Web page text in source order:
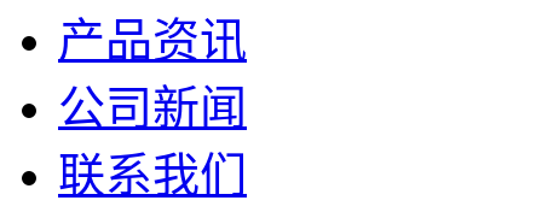
产品资讯
公司新闻
联系我们